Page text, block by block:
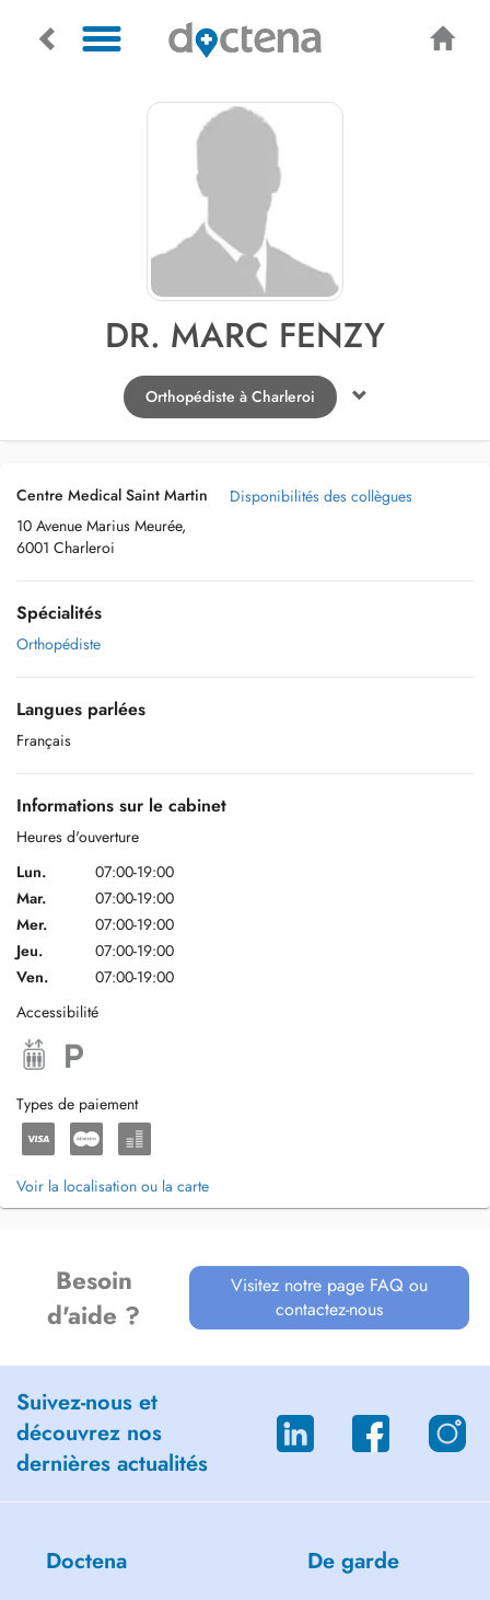
DR. MARC FENZY
Orthopédiste à Charleroi
Centre Medical Saint Martin
10 Avenue Marius Meurée,
6001 Charleroi
Disponibilités des collègues
Spécialités
Orthopédiste
Langues parlées
Français
Informations sur le cabinet
Heures d'ouverture
Lun.
07:00-19:00
Mar.
07:00-19:00
Mer.
07:00-19:00
Jeu.
07:00-19:00
Ven.
07:00-19:00
Accessibilité
Types de paiement
Voir la localisation ou la carte
Besoin
d'aide ?
Visitez notre page FAQ ou
contactez-nous
Suivez-nous et
découvrez nos
dernières actualités
Doctena De garde